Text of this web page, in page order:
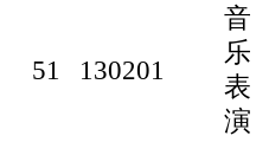
51 130201
音
乐
表
演